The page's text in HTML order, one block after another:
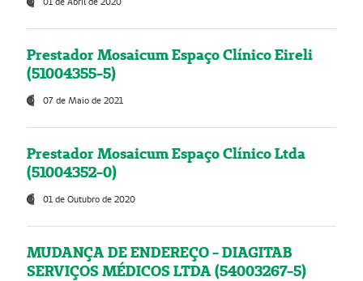
Prestador Mosaicum Espaço Clínico Eireli
(51004355-5)
07 de Maio de 2021
Prestador Mosaicum Espaço Clínico Ltda
(51004352-0)
01 de Outubro de 2020
MUDANÇA DE ENDEREÇO - DIAGITAB
SERVIÇOS MÉDICOS LTDA (54003267-5)